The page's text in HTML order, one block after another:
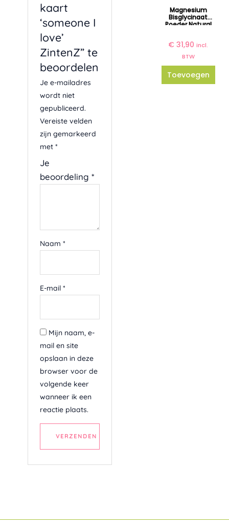
kaart
‘someone I
love’
ZintenZ” te
beoordelen
Je e-mailadres
wordt niet
gepubliceerd.
Vereiste velden
zijn gemarkeerd
met *
Je
beoordeling *
Naam *
E-mail *
Mijn naam, e-
mail en site
opslaan in deze
browser voor de
volgende keer
wanneer ik een
reactie plaats.
n
9
9
5
t
o
t
de
Magnesium
Bisglycinaat
Poeder Natural
€ 31,90 incl.
BTW
Toevoegen